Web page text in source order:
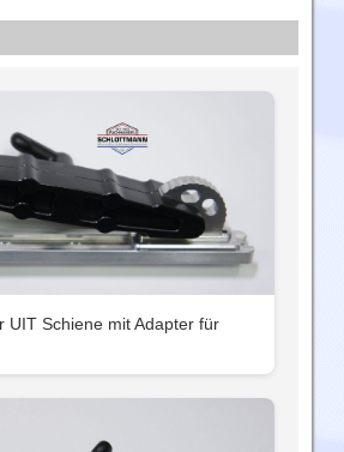
UIT Schiene mit Adapter für